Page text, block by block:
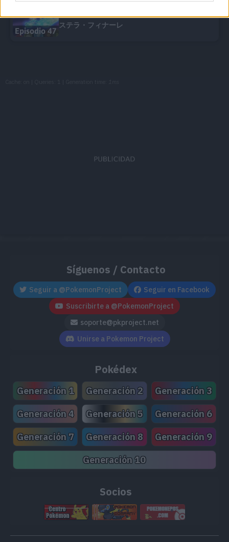
Episodio 47
ステラ・フィナーレ
Síguenos / Contacto
Seguir a @PokemonProject
Seguir en Facebook
Suscribirte a @PokemonProject
soporte@pkproject.net
Unirse a Pokemon Project
Pokédex
Generación 1 Generación 2
Generación 3
Generación 4
Generación 5
Generación 6
Generación 7
Generación 8
Generación 9
Generación 10
Socios